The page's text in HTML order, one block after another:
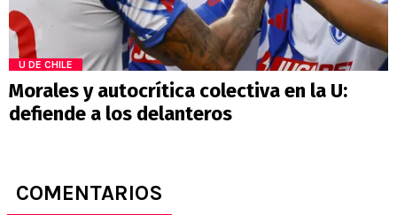
U DE CHILE
Morales y autocrítica colectiva en la U:
defiende a los delanteros
COMENTARIOS